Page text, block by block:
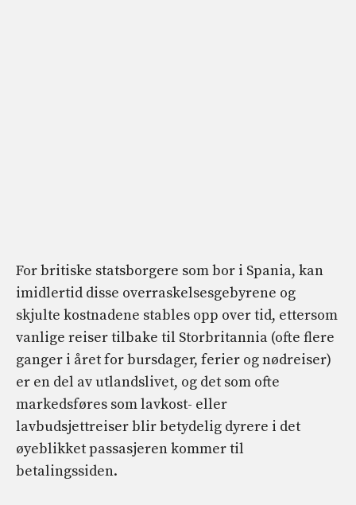
For britiske statsborgere som bor i Spania, kan
imidlertid disse overraskelsesgebyrene og
skjulte kostnadene stables opp over tid, ettersom
vanlige reiser tilbake til Storbritannia (ofte flere
ganger i året for bursdager, ferier og nødreiser)
er en del av utlandslivet, og det som ofte
markedsføres som lavkost- eller
lavbudsjettreiser blir betydelig dyrere i det
øyeblikket passasjeren kommer til
betalingssiden.